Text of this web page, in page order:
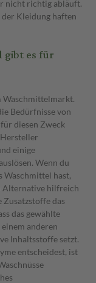
nicht richtig abläuft.
der Kleidung haften
es für
Waschmittelmarkt.
Bedürfnisse von
diesen Zweck
einige
Wenn du
Waschmittel hast,
Alternative hilfreich
Zusatzstoffe das
das gewählte
anderen
Inhaltsstoffe setzt.
entscheidest, ist